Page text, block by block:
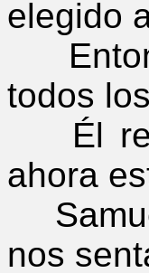
elegido
todos
Él
ahora
nos